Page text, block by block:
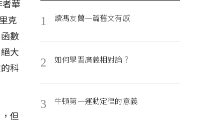
華
克
數
大
科
但
1 讀馮友蘭一篇舊文有感
2 如何學習廣義相對論？
3 牛頓第一運動定律的意義